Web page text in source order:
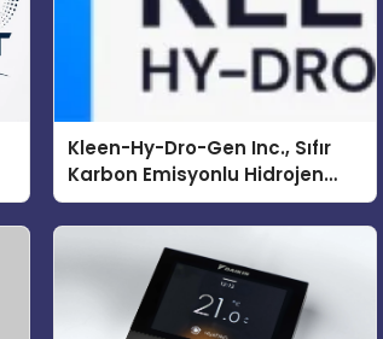
Kleen-Hy-Dro-Gen Inc., Sıfır
Karbon Emisyonlu Hidrojen
Isıtma Teknolojisinde ISO ve
TSSA Düzenleyici Onaylarını